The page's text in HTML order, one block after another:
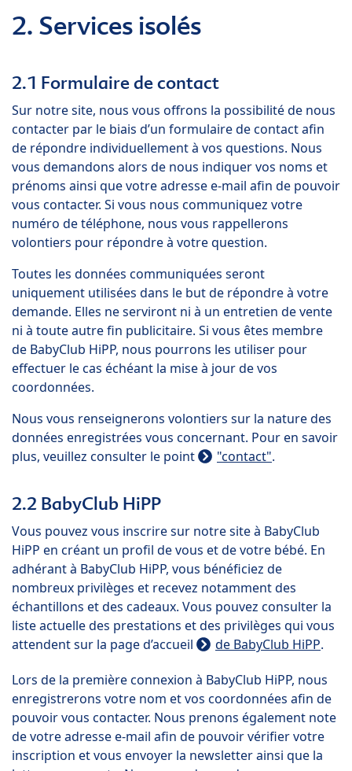
2. Services isolés
2.1 Formulaire de contact
Sur notre site, nous vous offrons la possibilité de nous
contacter par le biais d’un formulaire de contact afin
de répondre individuellement à vos questions. Nous
vous demandons alors de nous indiquer vos noms et
prénoms ainsi que votre adresse e-mail afin de pouvoir
vous contacter. Si vous nous communiquez votre
numéro de téléphone, nous vous rappellerons
volontiers pour répondre à votre question.
Toutes les données communiquées seront
uniquement utilisées dans le but de répondre à votre
demande. Elles ne serviront ni à un entretien de vente
ni à toute autre fin publicitaire. Si vous êtes membre
de BabyClub HiPP, nous pourrons les utiliser pour
effectuer le cas échéant la mise à jour de vos
coordonnées.
Nous vous renseignerons volontiers sur la nature des
données enregistrées vous concernant. Pour en savoir
plus, veuillez consulter le point
"contact".
2.2 BabyClub HiPP
Vous pouvez vous inscrire sur notre site à BabyClub
HiPP en créant un profil de vous et de votre bébé. En
adhérant à BabyClub HiPP, vous bénéficiez de
nombreux privilèges et recevez notamment des
échantillons et des cadeaux. Vous pouvez consulter la
liste actuelle des prestations et des privilèges qui vous
attendent sur la page d’accueil
de BabyClub HiPP.
Lors de la première connexion à BabyClub HiPP, nous
enregistrerons votre nom et vos coordonnées afin de
pouvoir vous contacter. Nous prenons également note
de votre adresse e-mail afin de pouvoir vérifier votre
inscription et vous envoyer la newsletter ainsi que la